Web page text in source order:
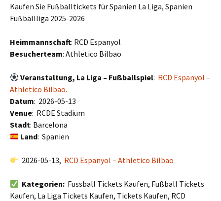
Kaufen Sie Fußballtickets für Spanien La Liga, Spanien
Fußballliga 2025-2026
Heimmannschaft: RCD Espanyol
Besucherteam: Athletico Bilbao
Veranstaltung, La Liga – Fußballspiel: RCD Espanyol –
Athletico Bilbao.
Datum: 2026-05-13
Venue: RCDE Stadium
Stadt: Barcelona
Land: Spanien
2026-05-13, RCD Espanyol – Athletico Bilbao
Kategorien: Fussball Tickets Kaufen, Fußball Tickets
Kaufen, La Liga Tickets Kaufen, Tickets Kaufen, RCD